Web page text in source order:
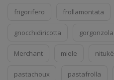
frigorifero frollamontata
gnocchidiricotta gorgonzola
Merchant miele nitukè
pastachoux pastafrolla